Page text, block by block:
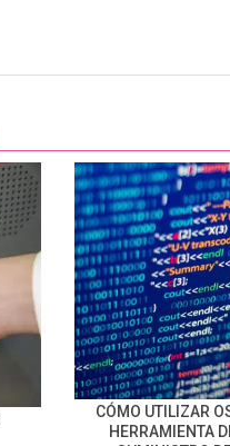
CÓMO UTILIZAR
HERRAMIENTA